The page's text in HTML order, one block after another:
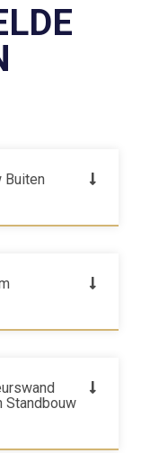
Buiten
Standbouw